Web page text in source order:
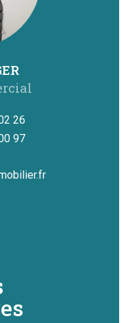
26
97